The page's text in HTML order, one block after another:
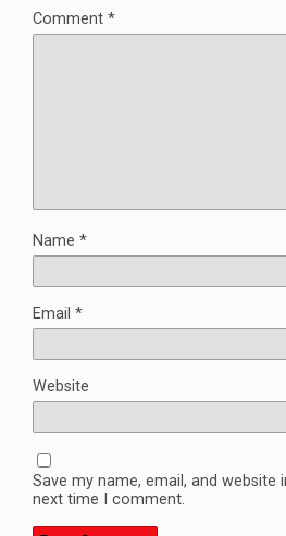
Comment *
Name *
Email *
Website
Save my name, email, and website
next time I comment.